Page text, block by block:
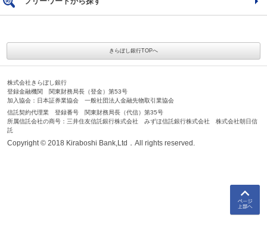
きらぼし銀行TOPへ
株式会社きらぼし銀行
登録金融機関 関東財務局長（登金）第53号
加入協会：日本証券業協会 一般社団法人金融先物取引業協会
信託契約代理業 登録番号 関東財務局長（代信）第35号
所属信託会社の商号：三井住友信託銀行株式会社 みずほ信託銀行株式会社 株式会社朝日信
託
Copyright © 2018 Kiraboshi Bank,Ltd．All rights reserved.